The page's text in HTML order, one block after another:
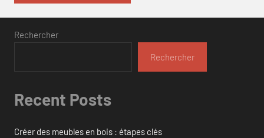
Rechercher
Rechercher
Recent Posts
Créer des meubles en bois : étapes clés